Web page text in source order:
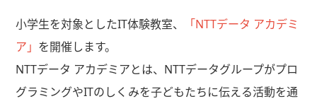
小学生を対象としたIT体験教室、 「NTTデータ アカデミ
ア」 を開催します。
NTTデータ アカデミアとは、NTTデータグループがプロ
グラミングやITのしくみを子どもたちに伝える活動を通